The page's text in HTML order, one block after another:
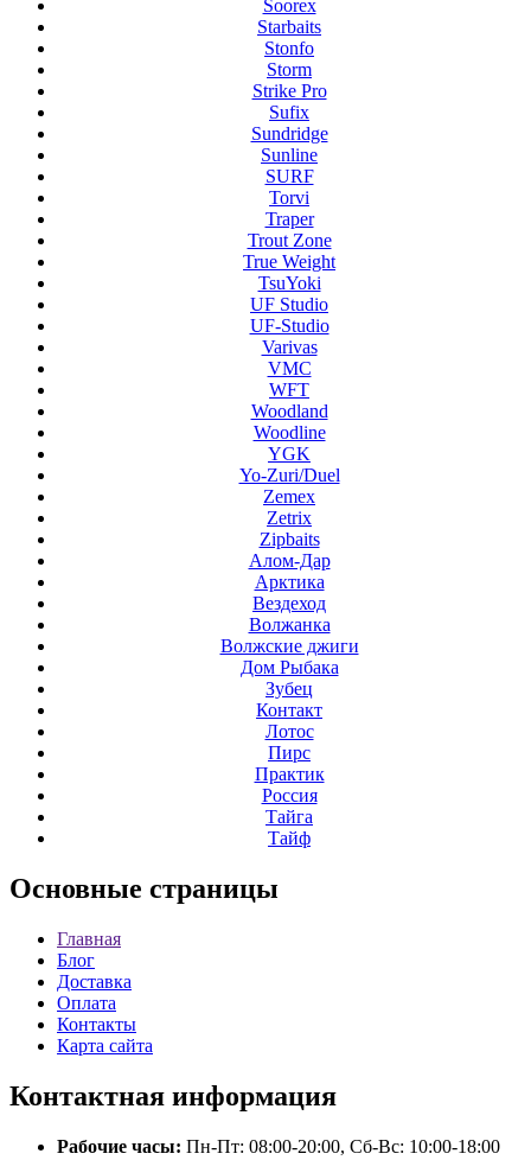
Soorex
Starbaits
Stonfo
Storm
Strike Pro
Sufix
Sundridge
Sunline
SURF
Torvi
Traper
Trout Zone
True Weight
TsuYoki
UF Studio
UF-Studio
Varivas
VMC
WFT
Woodland
Woodline
YGK
Yo-Zuri/Duel
Zemex
Zetrix
Zipbaits
Алом-Дар
Арктика
Вездеход
Волжанка
Волжские джиги
Дом Рыбака
Зубец
Контакт
Лотос
Пирс
Практик
Россия
Тайга
Тайф
Основные страницы
Главная
Блог
Доставка
Оплата
Контакты
Карта сайта
Контактная информация
Рабочие часы: Пн-Пт: 08:00-20:00, Сб-Вс: 10:00-18:00